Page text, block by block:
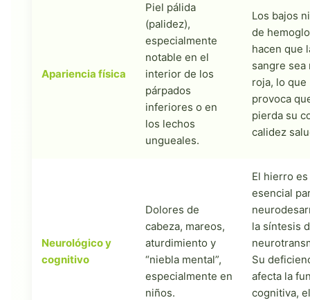
Apariencia física
Piel pálida
(palidez),
especialmente
notable en el
interior de los
párpados
inferiores o en
los lechos
ungueales.
Los bajos
de
hacen que
sangre sea
roja, lo que
provoca
pierda su
calidez
Neurológico y
cognitivo
Dolores de
cabeza, mareos,
aturdimiento y
“niebla mental”,
especialmente en
niños.
El hierro es
esencial
la síntesis
Su
afecta la
cognitiva, el